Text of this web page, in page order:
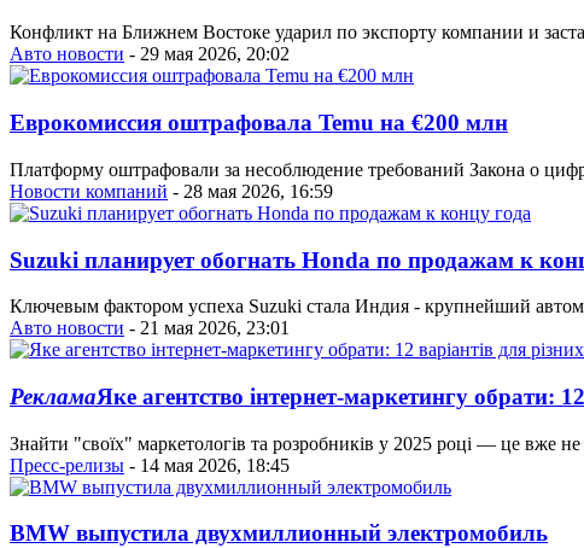
Конфликт на Ближнем Востоке ударил по экспорту компании и
Авто новости - 29 мая 2026, 20:02
Еврокомиссия оштрафовала Temu на €200 млн
Платформу оштрафовали за несоблюдение требований Закона о
Новости компаний - 28 мая 2026, 16:59
Suzuki планирует обогнать Honda по продажам к
Ключевым фактором успеха Suzuki стала Индия - крупнейший
Авто новости - 21 мая 2026, 23:01
РекламаЯке агентство інтернет-маркетингу обрати:
Знайти "своїх" маркетологів та розробників у 2025 році — це вже не
Пресс-релизы - 14 мая 2026, 18:45
BMW выпустила двухмиллионный электромобиль